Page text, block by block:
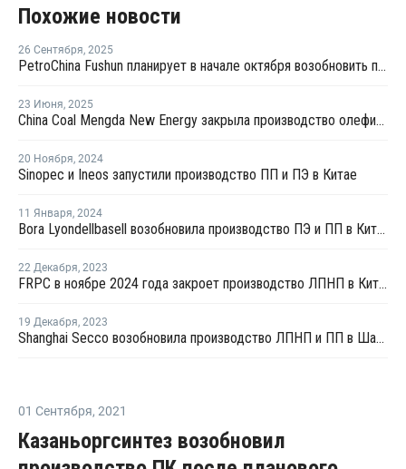
Похожие новости
26 Сентября, 2025
PetroChina Fushun планирует в начале октября возобновить производство ПНД в Фушуне
23 Июня, 2025
China Coal Mengda New Energy закрыла производство олефинов на ремонт
20 Ноября, 2024
Sinopec и Ineos запустили производство ПП и ПЭ в Китае
11 Января, 2024
Bora Lyondellbasell возобновила производство ПЭ и ПП в Китае после ремонта
22 Декабря, 2023
FRPC в ноябре 2024 года закроет производство ЛПНП в Китае на ремонт
19 Декабря, 2023
Shanghai Secco возобновила производство ЛПНП и ПП в Шанхае после ремонта
01 Сентября, 2021
Казаньоргсинтез возобновил